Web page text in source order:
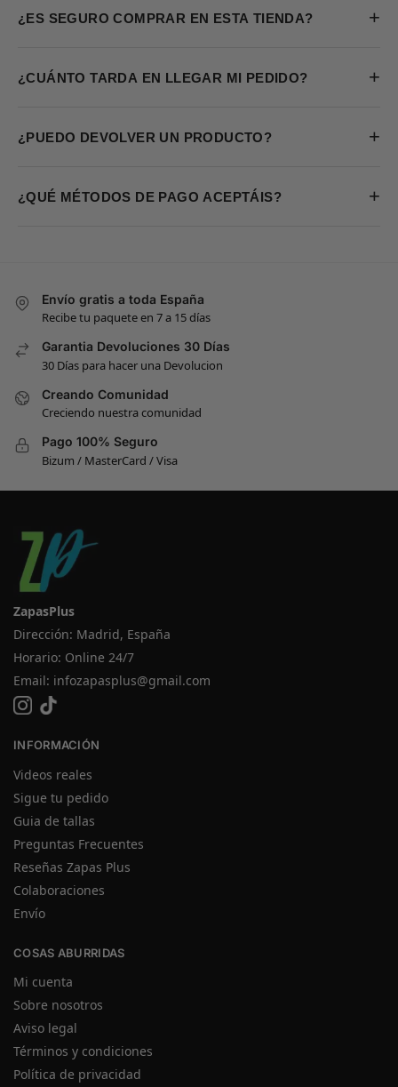
¿ES SEGURO COMPRAR EN ESTA TIENDA? +
¿CUÁNTO TARDA EN LLEGAR MI PEDIDO? +
¿PUEDO DEVOLVER UN PRODUCTO? +
¿QUÉ MÉTODOS DE PAGO ACEPTÁIS? +
Envío gratis a toda España
Recibe tu paquete en 7 a 15 días
Garantia Devoluciones 30 Días
30 Días para hacer una Devolucion
Creando Comunidad
Creciendo nuestra comunidad
Pago 100% Seguro
Bizum / MasterCard / Visa
ZapasPlus
Dirección: Madrid, España
Horario: Online 24/7
Email: infozapasplus@gmail.com
INFORMACIÓN
Videos reales
Sigue tu pedido
Guia de tallas
Preguntas Frecuentes
Reseñas Zapas Plus
Colaboraciones
Envío
COSAS ABURRIDAS
Mi cuenta
Sobre nosotros
Aviso legal
Términos y condiciones
Política de privacidad